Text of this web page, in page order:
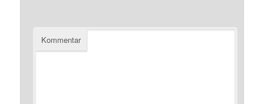
Kommentar